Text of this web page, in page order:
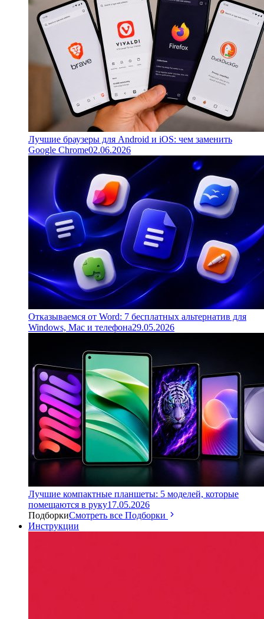
Лучшие браузеры для Android и iOS: чем заменить
Google Chrome02.06.2026
Отказываемся от Word: 7 бесплатных альтернатив для
Windows, Mac и телефона29.05.2026
Лучшие компактные планшеты: 5 моделей, которые
помещаются в руку17.05.2026
ПодборкиСмотреть все Подборки
Инструкции